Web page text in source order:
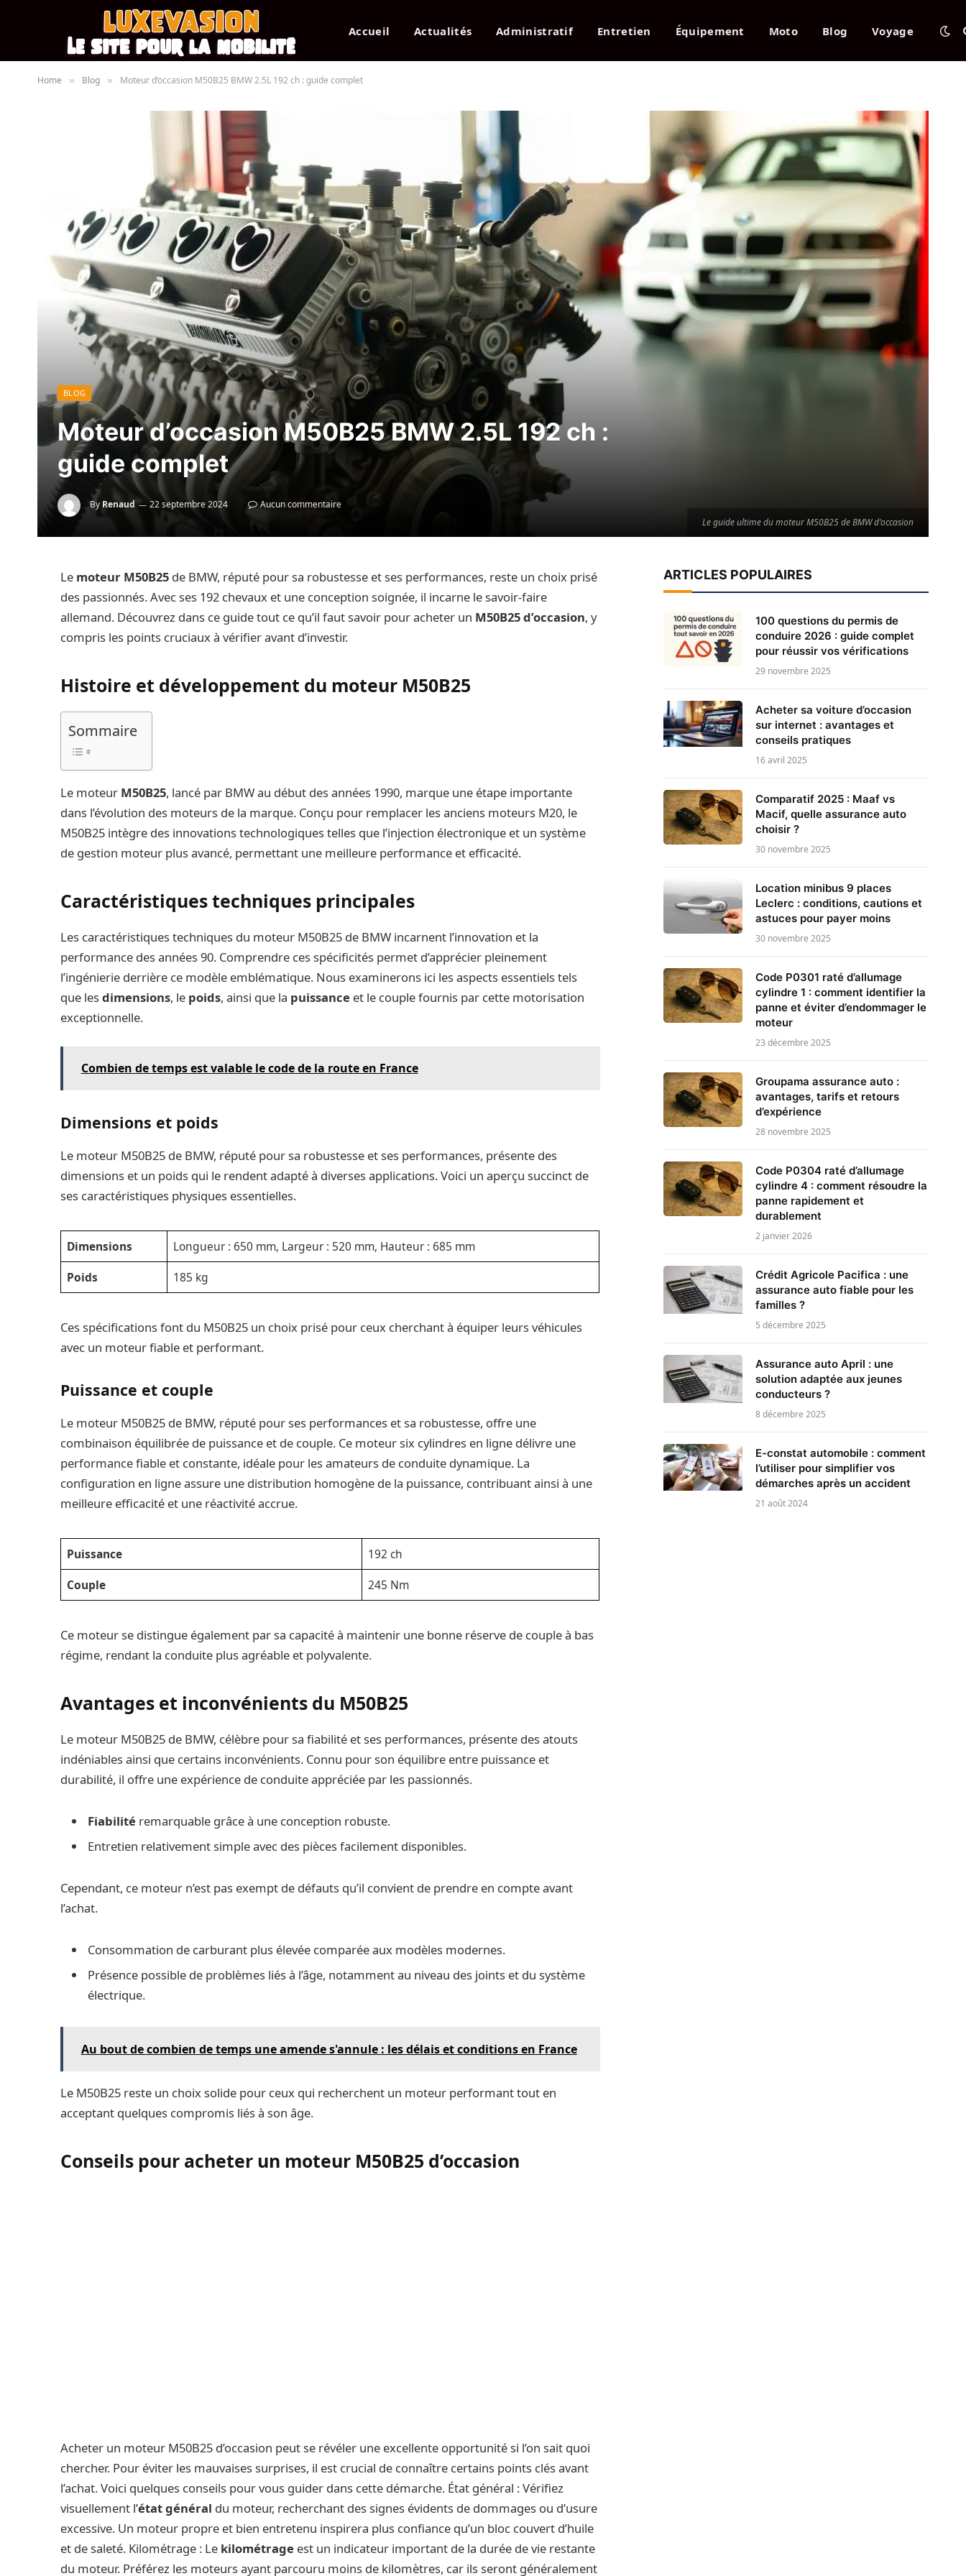
Accueil Actualités Administratif Entretien Équipement Moto Blog Voyage
Home » Blog » Moteur d’occasion M50B25 BMW 2.5L 192 ch : guide complet
Le guide ultime du moteur M50B25 de BMW d'occasion
BLOG
Moteur d’occasion M50B25 BMW 2.5L 192 ch :
guide complet
By Renaud 22 septembre 2024 Aucun commentaire
Le moteur M50B25 de BMW, réputé pour sa robustesse et ses performances, reste un choix prisé
des passionnés. Avec ses 192 chevaux et une conception soignée, il incarne le savoir-faire
allemand. Découvrez dans ce guide tout ce qu’il faut savoir pour acheter un M50B25 d’occasion, y
compris les points cruciaux à vérifier avant d’investir.
Histoire et développement du moteur M50B25
Sommaire
Le moteur M50B25, lancé par BMW au début des années 1990, marque une étape importante
dans l’évolution des moteurs de la marque. Conçu pour remplacer les anciens moteurs M20, le
M50B25 intègre des innovations technologiques telles que l’injection électronique et un système
de gestion moteur plus avancé, permettant une meilleure performance et efficacité.
Caractéristiques techniques principales
Les caractéristiques techniques du moteur M50B25 de BMW incarnent l’innovation et la
performance des années 90. Comprendre ces spécificités permet d’apprécier pleinement
l’ingénierie derrière ce modèle emblématique. Nous examinerons ici les aspects essentiels tels
que lesdimensions, le poids, ainsi que la puissance et le couple fournis par cette motorisation
exceptionnelle.
Combien de temps est valable le code de la route en France
Dimensions et poids
Le moteur M50B25 de BMW, réputé pour sa robustesse et ses performances, présente des
dimensions et un poids qui le rendent adapté à diverses applications. Voici un aperçu succinct de
ses caractéristiques physiques essentielles.
Dimensions
Longueur : 650 mm, Largeur : 520 mm, Hauteur : 685 mm
Poids
185 kg
Ces spécifications font du M50B25 un choix prisé pour ceux cherchant à équiper leurs véhicules
avec un moteur fiable et performant.
Puissance et couple
Le moteur M50B25 de BMW, réputé pour ses performances et sa robustesse, offre une
combinaison équilibrée de puissance et de couple. Ce moteur six cylindres en ligne délivre une
performance fiable et constante, idéale pour les amateurs de conduite dynamique. La
configuration en ligne assure une distribution homogène de la puissance, contribuant ainsi à une
meilleure efficacité et une réactivité accrue.
Puissance
192 ch
Couple
245 Nm
Ce moteur se distingue également par sa capacité à maintenir une bonne réserve de couple à bas
régime, rendant la conduite plus agréable et polyvalente.
Avantages et inconvénients du M50B25
Le moteur M50B25 de BMW, célèbre pour sa fiabilité et ses performances, présente des atouts
indéniables ainsi que certains inconvénients. Connu pour son équilibre entre puissance et
durabilité, il offre une expérience de conduite appréciée par les passionnés.
Fiabilité remarquable grâce à une conception robuste.
Entretien relativement simple avec des pièces facilement disponibles.
Cependant, ce moteur n’est pas exempt de défauts qu’il convient de prendre en compte avant
l’achat.
Consommation de carburant plus élevée comparée aux modèles modernes.
Présence possible de problèmes liés à l’âge, notamment au niveau des joints et du système
électrique.
Au bout de combien de temps une amende s'annule : les délais et conditions en France
Le M50B25 reste un choix solide pour ceux qui recherchent un moteur performant tout en
acceptant quelques compromis liés à son âge.
Conseils pour acheter un moteur M50B25 d’occasion
Acheter un moteur M50B25 d’occasion peut se révéler une excellente opportunité si l’on sait quoi
chercher. Pour éviter les mauvaises surprises, il est crucial de connaître certains points clés avant
l’achat. Voici quelques conseils pour vous guider dans cette démarche. État général : Vérifiez
visuellement l’état général du moteur, recherchant des signes évidents de dommages ou d’usure
excessive. Un moteur propre et bien entretenu inspirera plus confiance qu’un bloc couvert d’huile
et de saleté. Kilométrage : Le kilométrage est un indicateur important de la durée de vie restante
du moteur. Préférez les moteurs ayant parcouru moins de kilomètres, car ils seront généralement
ARTICLES POPULAIRES
100 questions du permis de
conduire 2026 : guide complet
pour réussir vos vérifications
29 novembre 2025
Acheter sa voiture d’occasion
sur internet : avantages et
conseils pratiques
16 avril 2025
Comparatif 2025 : Maaf vs
Macif, quelle assurance auto
choisir ?
30 novembre 2025
Location minibus 9 places
Leclerc : conditions, cautions et
astuces pour payer moins
30 novembre 2025
Code P0301 raté d’allumage
cylindre 1 : comment identifier la
panne et éviter d’endommager le
moteur
23 décembre 2025
Groupama assurance auto :
avantages, tarifs et retours
d’expérience
28 novembre 2025
Code P0304 raté d’allumage
cylindre 4 : comment résoudre la
panne rapidement et
durablement
2 janvier 2026
Crédit Agricole Pacifica : une
assurance auto fiable pour les
familles ?
5 décembre 2025
Assurance auto April : une
solution adaptée aux jeunes
conducteurs ?
8 décembre 2025
E-constat automobile : comment
l’utiliser pour simplifier vos
démarches après un accident
21 août 2024